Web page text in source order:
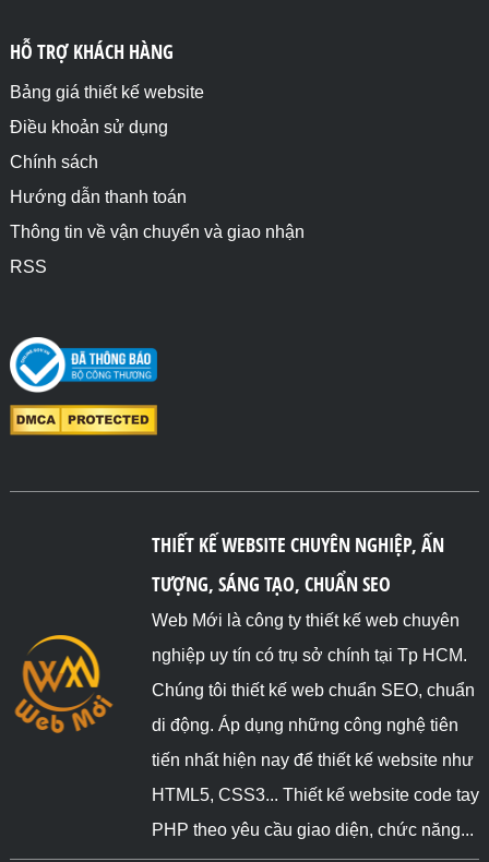
HỖ TRỢ KHÁCH HÀNG
Bảng giá thiết kế website
Điều khoản sử dụng
Chính sách
Hướng dẫn thanh toán
Thông tin về vận chuyển và giao nhận
RSS
THIẾT KẾ WEBSITE CHUYÊN NGHIỆP, ẤN
TƯỢNG, SÁNG TẠO, CHUẨN SEO
Web Mới là công ty thiết kế web chuyên
nghiệp uy tín có trụ sở chính tại Tp HCM.
Chúng tôi thiết kế web chuẩn SEO, chuẩn
di động. Áp dụng những công nghệ tiên
tiến nhất hiện nay để thiết kế website như
HTML5, CSS3... Thiết kế website code tay
PHP theo yêu cầu giao diện, chức năng...